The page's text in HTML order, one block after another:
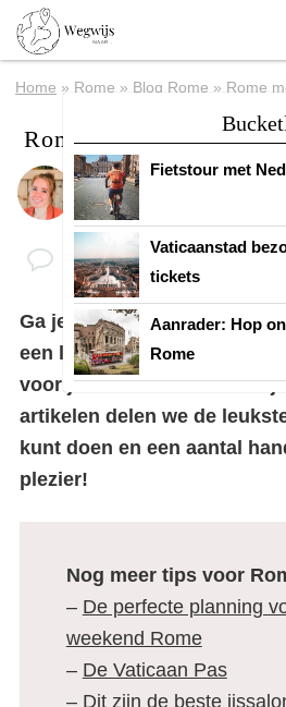
Fietstour met
Vaticaanstad
tickets
Aanrader: Hop
Rome
Home » Rome » Blog Rome » Rome
Rome met kinderen
DoorEline
Ga je naarRomemet
een leuke stad en er valt
voor jou als ouder én voor
artikelen delen we de
kunt doen en een aantal
plezier!
Nog meer tips voor
– De perfecte planning
weekend Rome
– De Vaticaan Pas
– Dit zijn de beste